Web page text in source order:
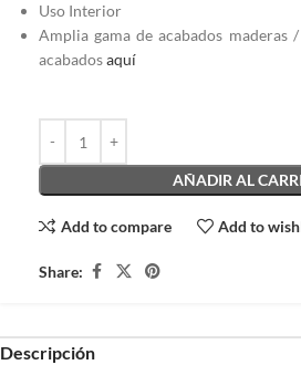
Uso Interior
Amplia gama de acabados maderas
acabadosaquí
AÑADIR AL
Add to compare Add to
Share:
Descripción